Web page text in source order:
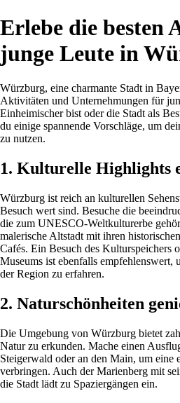
Erlebe die
junge Leute in
Würzburg, eine charmante Stadt in
Aktivitäten und Unternehmungen für
Einheimischer bist oder die Stadt als
du einige spannende Vorschläge, um
zu nutzen.
1. Kulturelle Highlights
Würzburg ist reich an kulturellen
Besuch wert sind. Besuche die
die zum UNESCO-Weltkulturerbe
malerische Altstadt mit ihren
Cafés. Ein Besuch des Kulturspeichers
Museums ist ebenfalls empfehlenswert,
der Region zu erfahren.
2. Naturschönheiten
Die Umgebung von Würzburg bietet
Natur zu erkunden. Mache einen
Steigerwald oder an den Main, um eine
verbringen. Auch der Marienberg mit
die Stadt lädt zu Spaziergängen ein.